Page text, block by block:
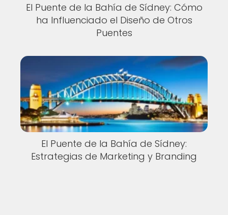
El Puente de la Bahía de Sídney: Cómo
ha Influenciado el Diseño de Otros
Puentes
El Puente de la Bahía de Sídney:
Estrategias de Marketing y Branding